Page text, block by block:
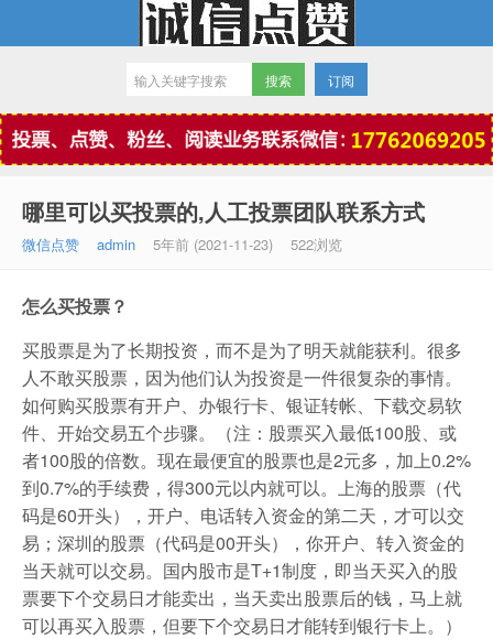
微信点赞
订阅
哪里可以买投票的,人工投票团队联系方式
微信点赞 admin 5年前 (2021-11-23) 522浏览
怎么买投票？
买股票是为了长期投资，而不是为了明天就能获利。很多
人不敢买股票，因为他们认为投资是一件很复杂的事情。
如何购买股票有开户、办银行卡、银证转帐、下载交易软
件、开始交易五个步骤。（注：股票买入最低100股、或
者100股的倍数。现在最便宜的股票也是2元多，加上0.2%
到0.7%的手续费，得300元以内就可以。上海的股票（代
码是60开头），开户、电话转入资金的第二天，才可以交
易；深圳的股票（代码是00开头），你开户、转入资金的
当天就可以交易。国内股市是T+1制度，即当天买入的股
票要下个交易日才能卖出，当天卖出股票后的钱，马上就
可以再买入股票，但要下个交易日才能转到银行卡上。）